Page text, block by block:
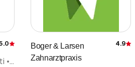
Recensione
Dentista • Medici dentisti • Igiene dentale • Odontoiatria pediatrica • Medicina dentale ricostruttiva • Sbiancamento denti • Parodontologia • Medici dentisti, servizio d'urgenza
Boger & Larsen
Zahnarztpraxis
4.9